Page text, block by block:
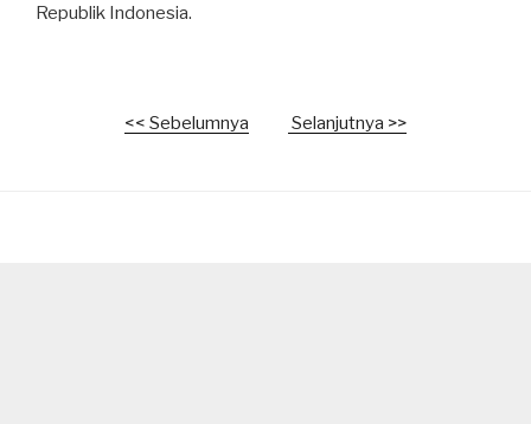
Republik Indonesia.
<< Sebelumnya Selanjutnya >>